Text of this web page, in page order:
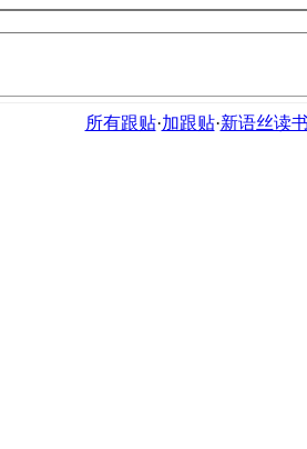
所有跟贴·加跟贴·新语丝读